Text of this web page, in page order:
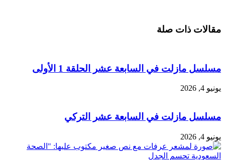
مقالات ذات صلة
مسلسل مازلت في السابعة عشر الحلقة 1 الأولى
يونيو 4, 2026
مسلسل مازلت في السابعة عشر التركي
يونيو 4, 2026